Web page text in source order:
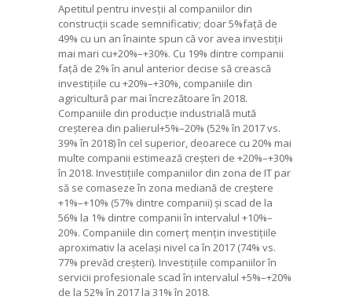
Apetitul pentru invesții al companiilor din
construcții scade semnificativ; doar 5%față de
49% cu un an înainte spun că vor avea investiții
mai mari cu+20%–+30%. Cu 19% dintre companii
față de 2% în anul anterior decise să crească
investițiile cu +20%–+30%, companiile din
agricultură par mai încrezătoare în 2018.
Companiile din producție industrială mută
creșterea din palierul+5%–20% (52% în 2017 vs.
39% în 2018) în cel superior, deoarece cu 20% mai
multe companii estimează creșteri de +20%–+30%
în 2018. Investițiile companiilor din zona de IT par
să se comaseze în zona mediană de creștere
+1%–+10% (57% dintre companii) și scad de la
56% la 1% dintre companii în intervalul +10%–
20%. Companiile din comerț mențin investițiile
aproximativ la același nivel ca în 2017 (74% vs.
77% prevăd creșteri). Investițiile companiilor în
servicii profesionale scad în intervalul +5%–+20%
de la 52% în 2017 la 31% în 2018.